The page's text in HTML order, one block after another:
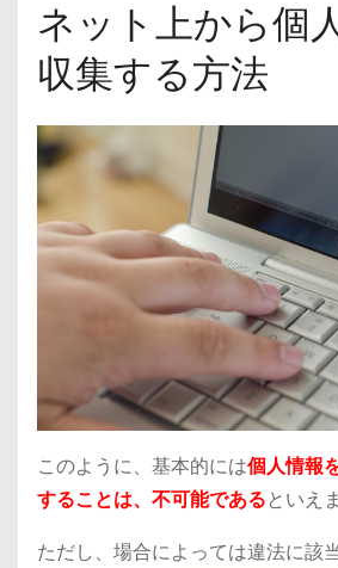
まうのか、スマートフォンのGPSで探偵の
るのか調べてみました。便利な一方、危険
PS機能スマートフォンの普及で素人でも探偵
が可能に最近のスマートフォンには、当然の
ネット上から個
収集する方法
このように、基本的には個人情報
することは、不可能であるといえ
ただし、場合によっては違法に該